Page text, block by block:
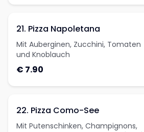
21. Pizza Napoletana
Mit Auberginen, Zucchini, Tomaten
und Knoblauch
€ 7.90
22. Pizza Como-See
Mit Putenschinken, Champignons,